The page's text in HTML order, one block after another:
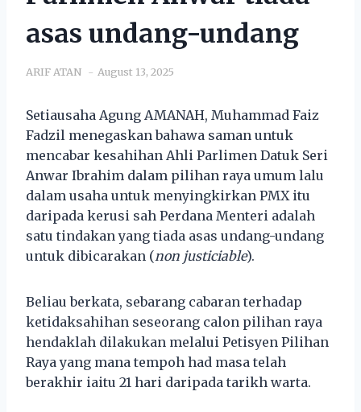
asas undang-undang
ARIF ATAN August 13, 2025
Setiausaha Agung AMANAH, Muhammad Faiz
Fadzil menegaskan bahawa saman untuk
mencabar kesahihan Ahli Parlimen Datuk Seri
Anwar Ibrahim dalam pilihan raya umum lalu
dalam usaha untuk menyingkirkan PMX itu
daripada kerusi sah Perdana Menteri adalah
satu tindakan yang tiada asas undang-undang
untuk dibicarakan (non justiciable).
Beliau berkata, sebarang cabaran terhadap
ketidaksahihan seseorang calon pilihan raya
hendaklah dilakukan melalui Petisyen Pilihan
Raya yang mana tempoh had masa telah
berakhir iaitu 21 hari daripada tarikh warta.